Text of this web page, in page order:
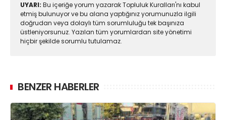
UYARI: Bu içeriğe yorum yazarak Topluluk Kuralları'nı kabul
etmiş bulunuyor ve bu alana yaptığınız yorumunuzla ilgili
doğrudan veya dolaylı tüm sorumluluğu tek başınıza
üstleniyorsunuz. Yazılan tüm yorumlardan site yönetimi
hiçbir şekilde sorumlu tutulamaz.
BENZER HABERLER